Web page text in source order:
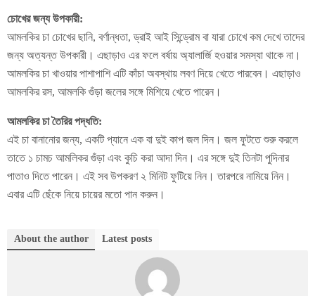
চোখের জন্য উপকারী:
আমলকির চা চোখের ছানি, বর্ণান্ধতা, ড্রাই আই সিন্ড্রোম বা যারা চোখে কম দেখে তাদের
জন্য অত্যন্ত উপকারী। এছাড়াও এর ফলে বর্ষায় অ্যালার্জি হওয়ার সমস্যা থাকে না।
আমলকির চা খাওয়ার পাশাপাশি এটি কাঁচা অবস্থায় লবণ দিয়ে খেতে পারবেন। এছাড়াও
আমলকির রস, আমলকি গুঁড়া জলের সঙ্গে মিশিয়ে খেতে পারেন।
আমলকির চা তৈরির পদ্ধতি:
এই চা বানানোর জন্য, একটি প্যানে এক বা দুই কাপ জল দিন। জল ফুটতে শুরু করলে
তাতে ১ চামচ আমলিকর গুঁড়া এবং কুচি করা আদা দিন। এর সঙ্গে দুই তিনটা পুদিনার
পাতাও দিতে পারেন। এই সব উপকরণ ২ মিনিট ফুটিয়ে নিন। তারপরে নামিয়ে নিন।
এবার এটি ছেঁকে নিয়ে চায়ের মতো পান করুন।
About the author Latest posts